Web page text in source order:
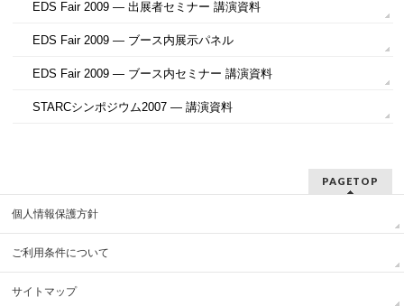
EDS Fair 2009 ― 出展者セミナー 講演資料
EDS Fair 2009 ― ブース内展示パネル
EDS Fair 2009 ― ブース内セミナー 講演資料
STARCシンポジウム2007 ― 講演資料
PAGETOP
個人情報保護方針
ご利用条件について
サイトマップ